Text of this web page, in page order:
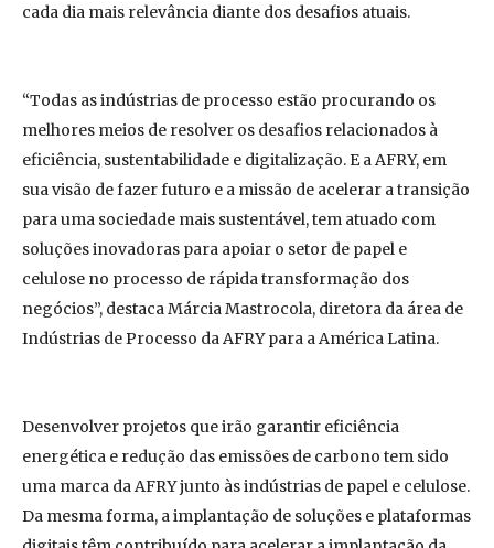
cada dia mais relevância diante dos desafios atuais.
“Todas as indústrias de processo estão procurando os
melhores meios de resolver os desafios relacionados à
eficiência, sustentabilidade e digitalização. E a AFRY, em
sua visão de fazer futuro e a missão de acelerar a transição
para uma sociedade mais sustentável, tem atuado com
soluções inovadoras para apoiar o setor de papel e
celulose no processo de rápida transformação dos
negócios”, destaca Márcia Mastrocola, diretora da área de
Indústrias de Processo da AFRY para a América Latina.
Desenvolver projetos que irão garantir eficiência
energética e redução das emissões de carbono tem sido
uma marca da AFRY junto às indústrias de papel e celulose.
Da mesma forma, a implantação de soluções e plataformas